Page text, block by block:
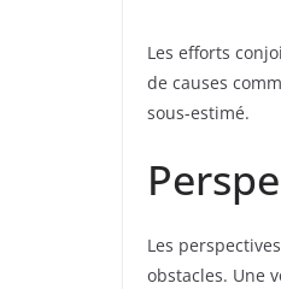
Les efforts
de causes
sous-estimé.
Les
obstacles. Une